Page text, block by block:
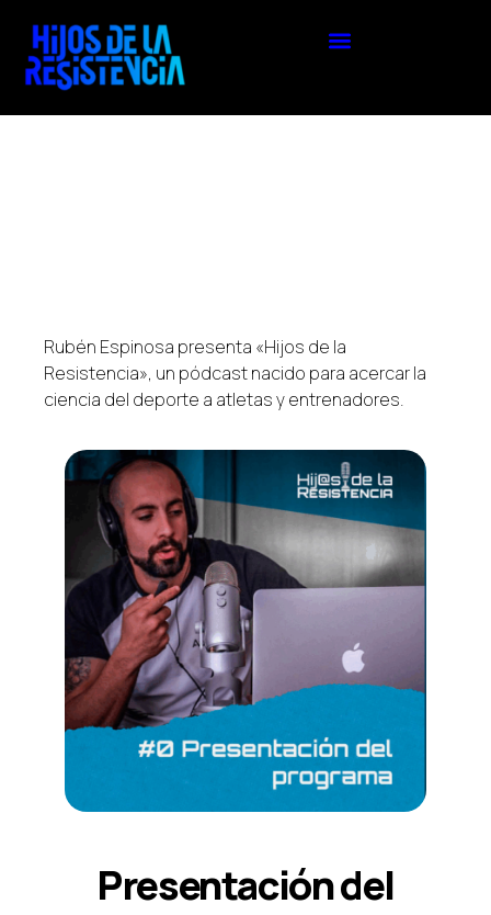
Rubén Espinosa presenta «Hijos de la
Resistencia», un pódcast nacido para acercar la
ciencia del deporte a atletas y entrenadores.
Presentación del